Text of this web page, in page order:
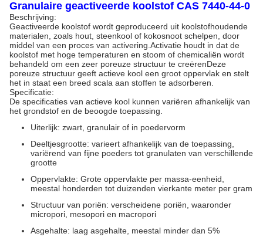
Granulaire geactiveerde koolstof CAS 7440-44-0
Beschrijving:
Geactiveerde koolstof wordt geproduceerd uit koolstofhoudende
materialen, zoals hout, steenkool of kokosnoot schelpen, door
middel van een proces van activering.Activatie houdt in dat de
koolstof met hoge temperaturen en stoom of chemicaliën wordt
behandeld om een zeer poreuze structuur te creërenDeze
poreuze structuur geeft actieve kool een groot oppervlak en stelt
het in staat een breed scala aan stoffen te adsorberen.
Specificatie:
De specificaties van actieve kool kunnen variëren afhankelijk van
het grondstof en de beoogde toepassing.
Uiterlijk: zwart, granulair of in poedervorm
Deeltjesgrootte: varieert afhankelijk van de toepassing,
variërend van fijne poeders tot granulaten van verschillende
grootte
Oppervlakte: Grote oppervlakte per massa-eenheid,
meestal honderden tot duizenden vierkante meter per gram
Structuur van poriën: verscheidene poriën, waaronder
micropori, mesopori en macropori
Asgehalte: laag asgehalte, meestal minder dan 5%